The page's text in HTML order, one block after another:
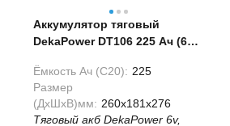
Аккумулятор тяговый
DekaPower DT106 225 Ач (6
Ёмкость Ач (С20): 225
Размер
(ДхШхВ)мм: 260x181x276
Тяговый акб DekaPower 6v,